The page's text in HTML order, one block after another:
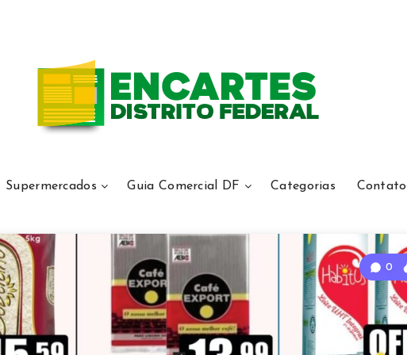
Supermercados Guia Comercial DF Categorias Contato
0